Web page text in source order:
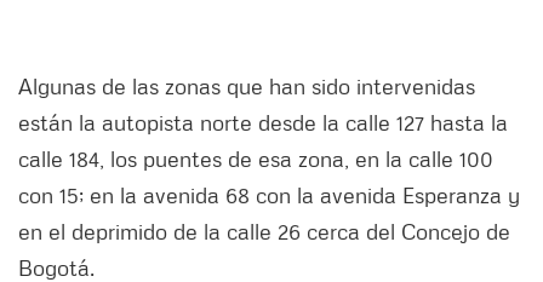
Algunas de las zonas que han sido intervenidas
están la autopista norte desde la calle 127 hasta la
calle 184, los puentes de esa zona, en la calle 100
con 15; en la avenida 68 con la avenida Esperanza y
en el deprimido de la calle 26 cerca del Concejo de
Bogotá.